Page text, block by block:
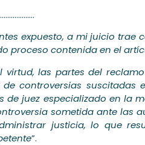
expuesto, a mi juicio
proceso contenida en el
virtud, las partes del
de controversias suscitadas
de juez especializado en la
sometida ante las
justicia, lo que
”.